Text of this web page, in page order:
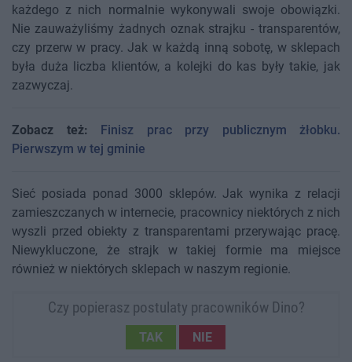
każdego z nich normalnie wykonywali swoje obowiązki.
Nie zauważyliśmy żadnych oznak strajku - transparentów,
czy przerw w pracy. Jak w każdą inną sobotę, w sklepach
była duża liczba klientów, a kolejki do kas były takie, jak
zazwyczaj.
Zobacz też:
Finisz prac przy publicznym żłobku.
Pierwszym w tej gminie
Sieć posiada ponad 3000 sklepów. Jak wynika z relacji
zamieszczanych w internecie, pracownicy niektórych z nich
wyszli przed obiekty z transparentami przerywając pracę.
Niewykluczone, że strajk w takiej formie ma miejsce
również w niektórych sklepach w naszym regionie.
Czy popierasz postulaty pracowników Dino?
TAK NIE